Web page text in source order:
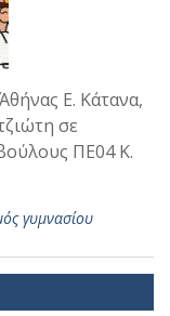
Ε. Κάτανα,
σε
ΠΕ04 Κ.
γυμνασίου